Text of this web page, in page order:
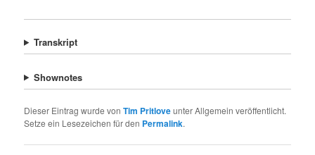
Transkript
Shownotes
Dieser Eintrag wurde vonTim Pritloveunter Allgemein veröffentlicht.
Setze ein Lesezeichen für den Permalink.